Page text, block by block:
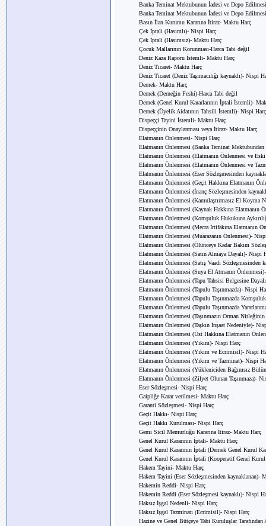
Banka Teminat Mektubunun İadesi ve Depo
Banka Teminat Mektubunun İadesi ve Depo
Basın İlan Kurumu Kararına İtiraz- Maktu Harç
Çek İptali (Hasımlı)- Nispi Harç
Çek İptali (Hasımsız)- Maktu Harç
Çocuk Mallarının Korunması-Harca Tabi değil
Deniz Kaza Raporu İstemli- Maktu Harç
Deniz Ticaret- Maktu Harç
Deniz Ticaret (Deniz Taşımacılığı kaynaklı)- Nispi
Dernek- Maktu Harç
Dernek (Derneğin Feshi)-Harca Tabi değil
Dernek (Genel Kurul Kararlarının İptali İstemli)-
Dernek (Üyelik Aidatının Tahsili İstemli)- Nispi Harç
Dispeççi Tayini İstemli- Maktu Harç
Dispeççinin Onaylanması veya İtiraz- Maktu Harç
Elatmanın Önlenmesi- Nispi Harç
Elatmanın Önlenmesi (Banka Teminat
Elatmanın Önlenmesi (Elatmanın Önlenmesi ve
Elatmanın Önlenmesi (Elatmanın Önlenmesi ve
Elatmanın Önlenmesi (Eser Sözleşmesinden
Elatmanın Önlenmesi (Geçit Hakkına Elatmanın
Elatmanın Önlenmesi (İnanç Sözleşmesinden
Elatmanın Önlenmesi (Kamulaştırmasız El Koyma
Elatmanın Önlenmesi (Kaynak Hakkına Elatmanın
Elatmanın Önlenmesi (Komşuluk Hukukuna
Elatmanın Önlenmesi (Mecra İrtifakına Elatmanın
Elatmanın Önlenmesi (Muarazanın Önlenmesi)-
Elatmanın Önlenmesi (Ölünceye Kadar Bakım
Elatmanın Önlenmesi (Satın Almaya Dayalı)- Nispi
Elatmanın Önlenmesi (Satış Vaadi Sözleşmesinden
Elatmanın Önlenmesi (Suya El Atmanın
Elatmanın Önlenmesi (Tapu Tahsisi Belgesine
Elatmanın Önlenmesi (Tapulu Taşınmazda)- Nispi
Elatmanın Önlenmesi (Tapulu Taşınmazda
Elatmanın Önlenmesi (Tapulu Taşınmazda
Elatmanın Önlenmesi (Taşınmazın Orman
Elatmanın Önlenmesi (Taşkın İnşaat Nedeniyle)-
Elatmanın Önlenmesi (Üst Hakkına Elatmanın
Elatmanın Önlenmesi (Yıkım)- Nispi Harç
Elatmanın Önlenmesi (Yıkım ve Ecrimisil)- Nispi
Elatmanın Önlenmesi (Yıkım ve Tazminat)- Nispi
Elatmanın Önlenmesi (Yükleniciden Bağımsız
Elatmanın Önlenmesi (Zilyet Olunan Taşınmaza)-
Eser Sözleşmesi- Nispi Harç
Gaipliğe Karar verilmesi- Maktu Harç
Garanti Sözleşmesi- Nispi Harç
Geçit Hakkı- Nispi Harç
Geçit Hakkı Kurulması- Nispi Harç
Gemi Sicil Memurluğu Kararına İtiraz- Maktu Harç
Genel Kurul Kararının İptali- Maktu Harç
Genel Kurul Kararının İptali (Dernek Genel Kurul
Genel Kurul Kararının İptali (Kooperatif Genel
Hakem Tayini- Maktu Harç
Hakem Tayini (Eser Sözleşmesinden kaynaklanan)-
Hakemin Reddi- Nispi Harç
Hakemin Reddi (Eser Sözleşmesi kaynaklı)- Nispi
Haksız İşgal Nedenli- Nispi Harç
Haksız İşgal Tazminatı (Ecrimisil)- Nispi Harç
Hazine ve Genel Bütçeye Tabi Kuruluşlar